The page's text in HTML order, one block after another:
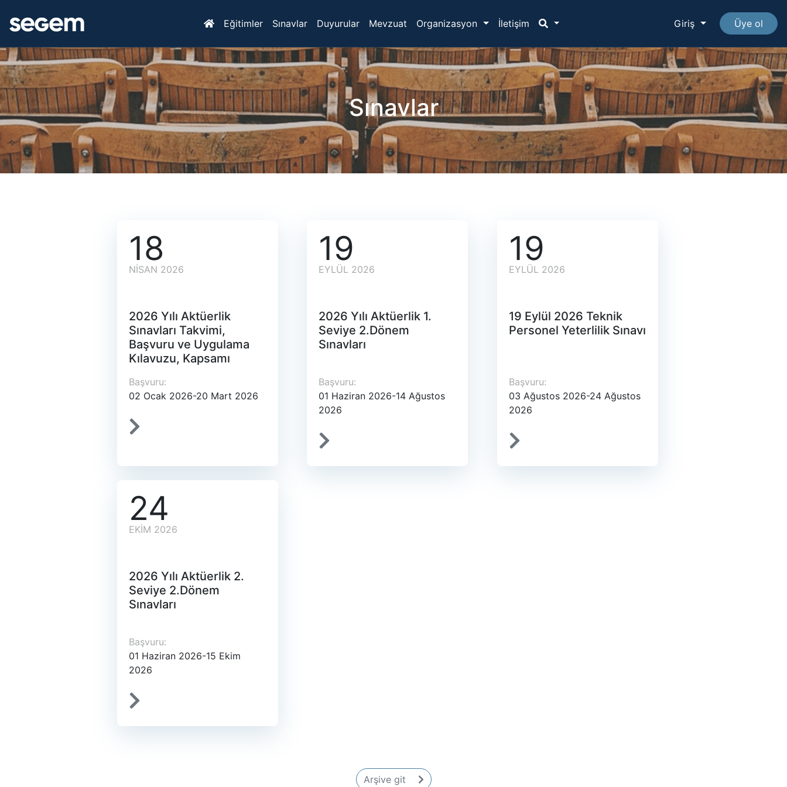
Eğitimler Sınavlar Duyurular Mevzuat Organizasyon İletişim Giriş Üye ol
Sınavlar
18
NISAN 2026
2026 Yılı Aktüerlik
Sınavları Takvimi,
Başvuru ve Uygulama
Kılavuzu, Kapsamı
Başvuru:
02 Ocak 2026-20 Mart 2026
19
EYLÜL 2026
2026 Yılı Aktüerlik 1.
Seviye 2.Dönem
Sınavları
Başvuru:
01 Haziran 2026-14 Ağustos
2026
19
EYLÜL 2026
19 Eylül 2026 Teknik
Personel Yeterlilik Sınavı
Başvuru:
03 Ağustos 2026-24 Ağustos
2026
24
EKIM 2026
2026 Yılı Aktüerlik 2.
Seviye 2.Dönem
Sınavları
Başvuru:
01 Haziran 2026-15 Ekim
2026
Arşive git